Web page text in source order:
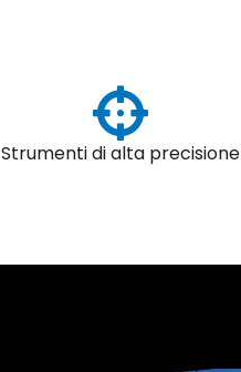
Strumenti di alta precisione